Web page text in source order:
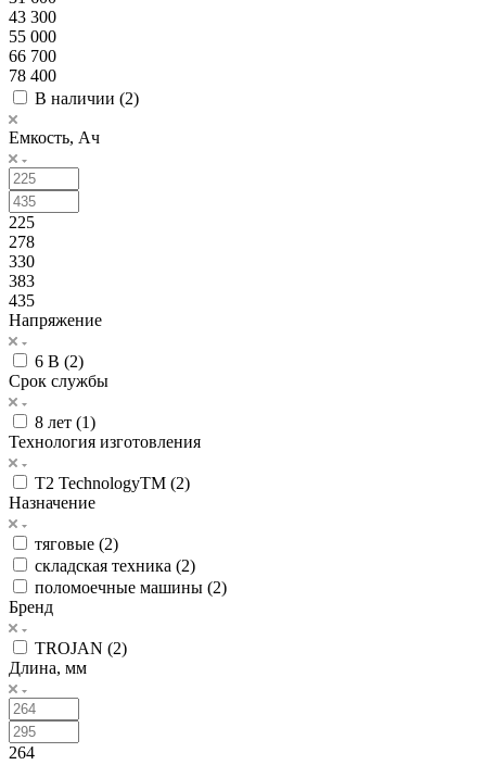
43 300
55 000
66 700
78 400
В наличии (2)
Емкость, Ач
225
278
330
383
435
Напряжение
6 В (2)
Срок службы
8 лет (1)
Технология изготовления
Т2 TechnologyTM (2)
Назначение
тяговые (2)
складская техника (2)
поломоечные машины (2)
Бренд
TROJAN (2)
Длина, мм
264